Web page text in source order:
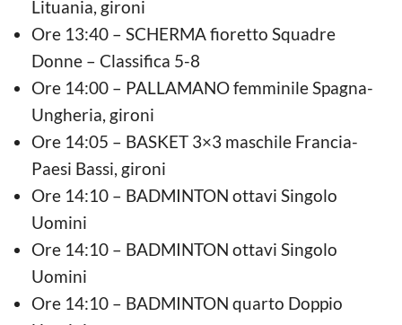
Lituania, gironi
Ore 13:40 – SCHERMA fioretto Squadre
Donne – Classifica 5-8
Ore 14:00 – PALLAMANO femminile Spagna-
Ungheria, gironi
Ore 14:05 – BASKET 3×3 maschile Francia-
Paesi Bassi, gironi
Ore 14:10 – BADMINTON ottavi Singolo
Uomini
Ore 14:10 – BADMINTON ottavi Singolo
Uomini
Ore 14:10 – BADMINTON quarto Doppio